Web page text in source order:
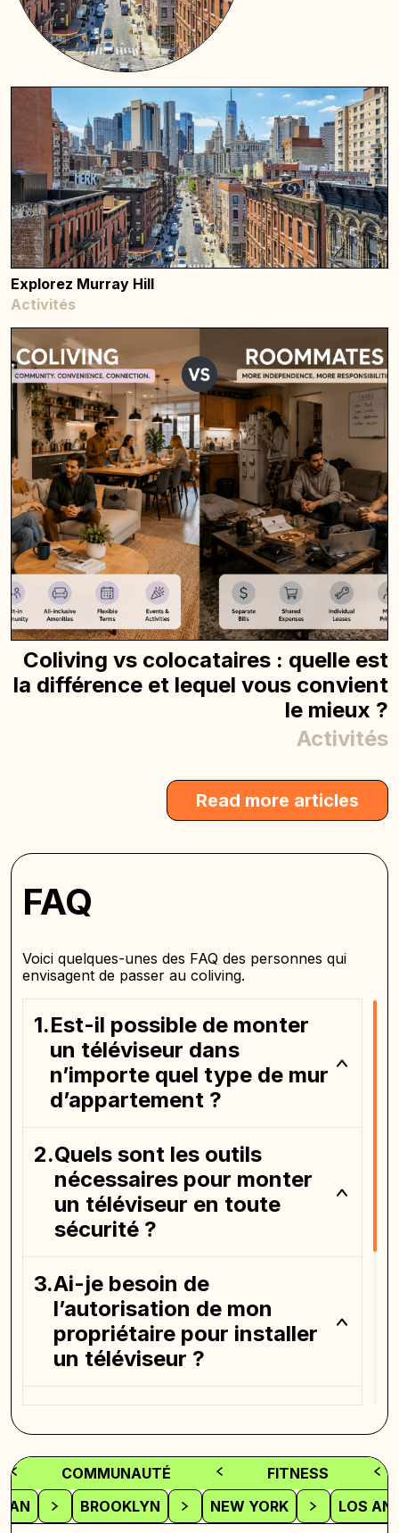
Explorez Murray Hill
Activités
Coliving vs colocataires : quelle est
la différence et lequel vous convient
le mieux ?
Activités
Read more articles
FAQ
Voici quelques-unes des FAQ des personnes qui
envisagent de passer au coliving.
Est-il possible de monter
un téléviseur dans
n’importe quel type de mur
d’appartement ?
Quels sont les outils
nécessaires pour monter
un téléviseur en toute
sécurité ?
Ai-je besoin de
l’autorisation de mon
propriétaire pour installer
un téléviseur ?
Existe-t-il des
alternatives au perçage
pour le montage d’un
téléviseur dans un
appartement ?
COMMUNAUTÉ
FITNESS
LOS
NEW YORK
BROOKLYN